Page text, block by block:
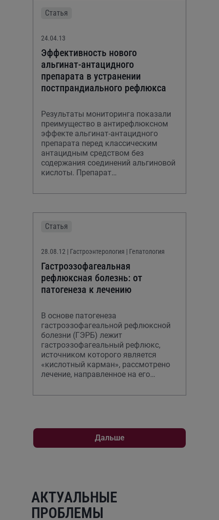
Статья
24.04.13
Эффективность нового
альгинат-антацидного
препарата в устранении
постпрандиального рефлюкса
Результаты мониторинга показали
преимущество в антирефлюксном
эффекте альгинат-антацидного
препарата перед классическим
антацидным средством без
содержания соединений альгиновой
кислоты. Препарат
предупреждении кислого пост
Статья
28.08.12 | Гастроэнтерология | Гепатология
Гастроэзофагеальная
рефлюксная болезнь: от
патогенеза к лечению
В основе патогенеза
гастроэзофагеальной рефлюксной
болезни (ГЭРБ) лежит
гастроэзофагеальный рефлюкс,
источником которого является
«кислотный карман», рассмотрено
лечение, направленное на его
как для быстрого устранения, та
Дальше
АКТУАЛЬНЫЕ
ПРОБЛЕМЫ